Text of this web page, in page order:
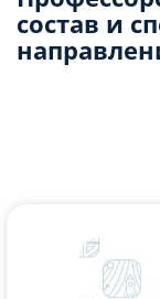
состав и